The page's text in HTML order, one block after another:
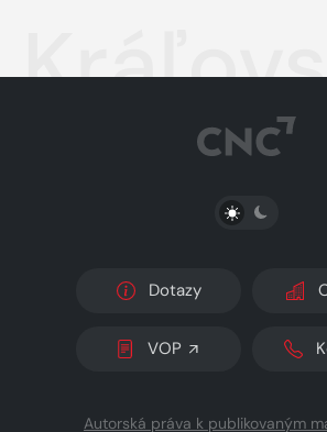
PŘEPNOUT
Dotazy
VOP
Autorská práva k publikovaným